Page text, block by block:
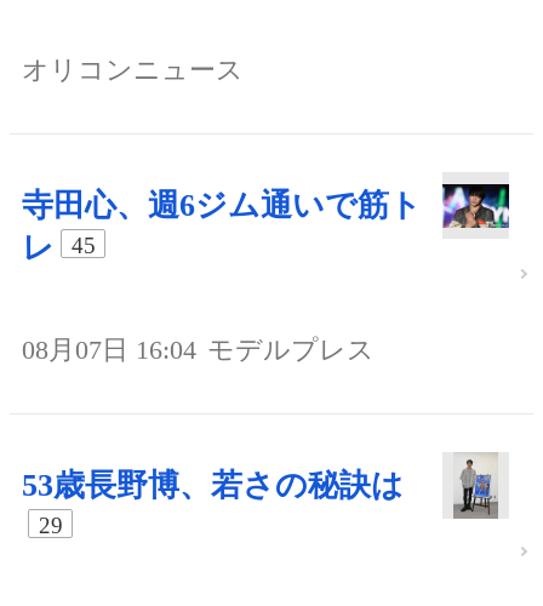
オリコンニュース
寺田心、週6ジム通いで筋ト
レ
45
08月07日 16:04 モデルプレス
53歳長野博、若さの秘訣は
29